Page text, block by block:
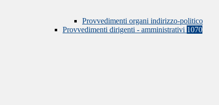
Provvedimenti organi indirizzo-politico
Provvedimenti dirigenti - amministrativi 1070